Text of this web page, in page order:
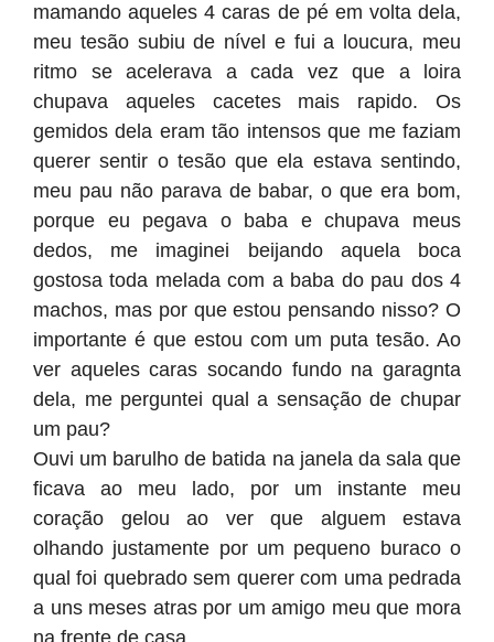
mamando aqueles 4 caras de pé em volta dela,
meu tesão subiu de nível e fui a loucura, meu
ritmo se acelerava a cada vez que a loira
chupava aqueles cacetes mais rapido. Os
gemidos dela eram tão intensos que me faziam
querer sentir o tesão que ela estava sentindo,
meu pau não parava de babar, o que era bom,
porque eu pegava o baba e chupava meus
dedos, me imaginei beijando aquela boca
gostosa toda melada com a baba do pau dos 4
machos, mas por que estou pensando nisso? O
importante é que estou com um puta tesão. Ao
ver aqueles caras socando fundo na garagnta
dela, me perguntei qual a sensação de chupar
um pau?
Ouvi um barulho de batida na janela da sala que
ficava ao meu lado, por um instante meu
coração gelou ao ver que alguem estava
olhando justamente por um pequeno buraco o
qual foi quebrado sem querer com uma pedrada
a uns meses atras por um amigo meu que mora
na frente de casa.